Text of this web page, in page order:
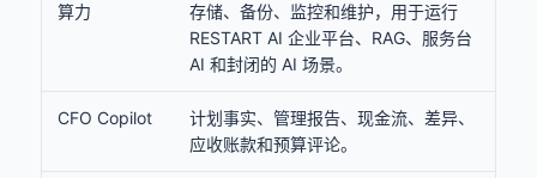
算力
存储、备份、监控和维护，用于运行
RESTART AI 企业平台、RAG、服务台
AI 和封闭的 AI 场景。
CFO Copilot
计划事实、管理报告、现金流、差异、
应收账款和预算评论。